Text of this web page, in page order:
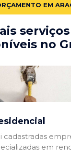
EM
serviços
no
cadastradas
em